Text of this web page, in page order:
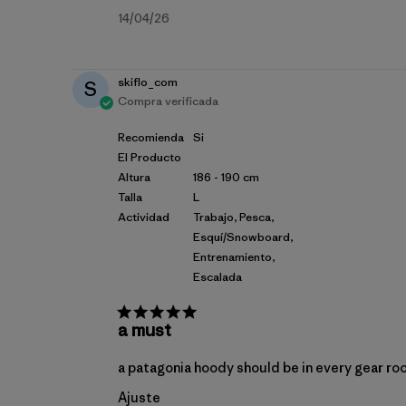
14/04/26
S
skiflo_com
Compra verificada
Recomienda
El Producto
Altura
Talla
Actividad
Si
186 - 190 cm
L
Trabajo, Pesca,
Esquí/Snowboard,
Entrenamiento,
Escalada
a must
a patagonia hoody should be in every gear
Ajuste